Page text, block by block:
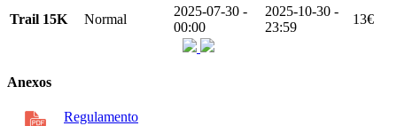
Trail 15K Normal
2025-07-30 -
00:00
2025-10-30 -
23:59
13€
Anexos
Regulamento